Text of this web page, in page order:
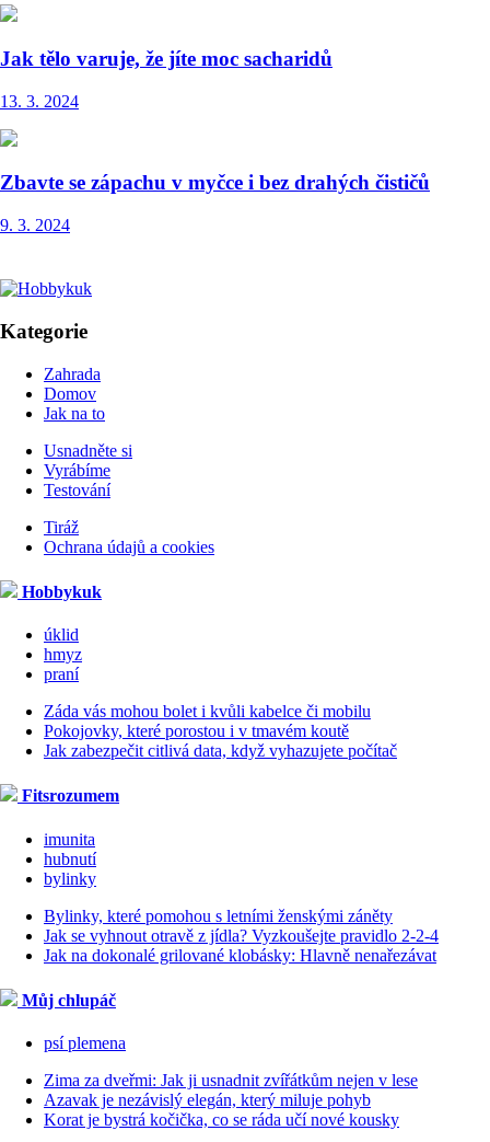
Jak tělo varuje, že jíte moc sacharidů
13. 3. 2024
Zbavte se zápachu v myčce i bez drahých čističů
9. 3. 2024
Kategorie
Zahrada
Domov
Jak na to
Usnadněte si
Vyrábíme
Testování
Tiráž
Ochrana údajů a cookies
Hobbykuk
úklid
hmyz
praní
Záda vás mohou bolet i kvůli kabelce či mobilu
Pokojovky, které porostou i v tmavém koutě
Jak zabezpečit citlivá data, když vyhazujete počítač
Fitsrozumem
imunita
hubnutí
bylinky
Bylinky, které pomohou s letními ženskými záněty
Jak se vyhnout otravě z jídla? Vyzkoušejte pravidlo 2-2-4
Jak na dokonalé grilované klobásky: Hlavně nenařezávat
Můj chlupáč
psí plemena
Zima za dveřmi: Jak ji usnadnit zvířátkům nejen v lese
Azavak je nezávislý elegán, který miluje pohyb
Korat je bystrá kočička, co se ráda učí nové kousky